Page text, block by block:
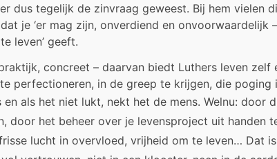
dus tegelijk de zinvraag geweest. Bij hem vielen
je ‘er mag zijn, onverdiend en
leven’ geeft.
concreet – daarvan biedt Luthers leven
perfectioneren, in de greep te krijgen, die
als het niet lukt, nekt het de mens. Welnu: door
door het beheer over je levensproject uit handen
lucht in overvloed, vrijheid om te leven… Dat